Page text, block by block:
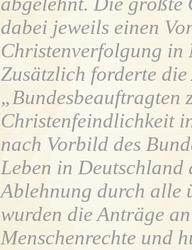
dabei jeweils einen
Christenverfolgung in
Zusätzlich forderte
„Bundesbeauftragten
Christenfeindlichkeit
nach Vorbild des
Leben in Deutschland
Ablehnung durch alle
wurden die Anträge
Menschenrechte und